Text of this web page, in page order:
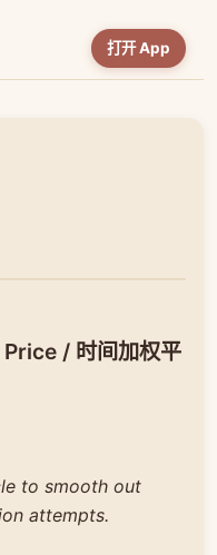
打开 App
/ 时间加权平
to smooth out
attempts.